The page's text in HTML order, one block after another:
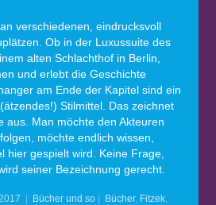
verschiedenen, eindrucksvoll
Ob in der Luxussuite des
alten Schlachthof in Berlin,
und erlebt die Geschichte
am Ende der Kapitel sind ein
Stilmittel. Das zeichnet
aus. Man möchte den Akteuren
möchte endlich wissen,
hier gespielt wird. Keine Frage,
seiner Bezeichnung gerecht.
Bücher und so Bücher, Fitzek,